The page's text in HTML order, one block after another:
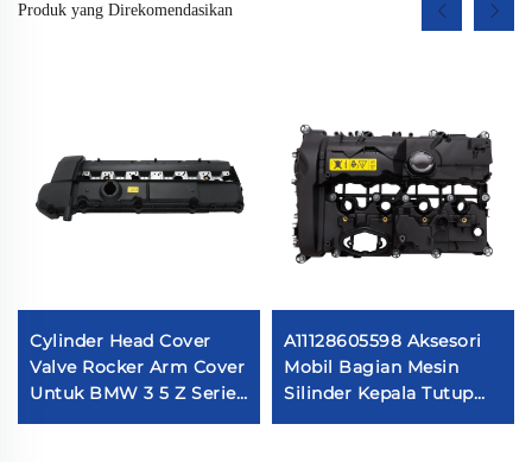
Produk yang Direkomendasikan
Cylinder Head Cover
Valve Rocker Arm Cover
Untuk BMW 3 5 Z Series
A11128605598 Aksesori
Mobil Bagian Mesin
Silinder Kepala Tutup